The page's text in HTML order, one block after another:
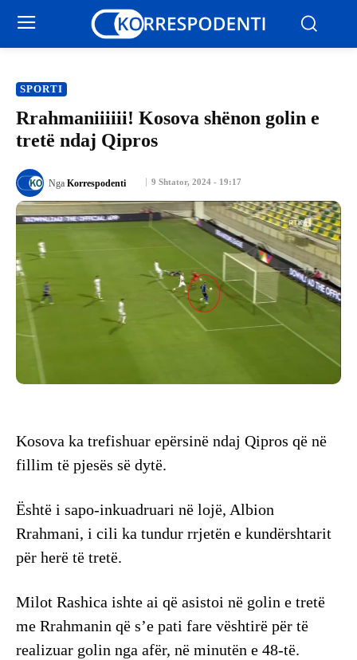
SPORTI
Rrahmaniiiiii! Kosova shënon golin e
tretë ndaj Qipros
9 Shtator, 2024 - 19:17
Nga Korrespodenti
Kosova ka trefishuar epërsinë ndaj Qipros që në
fillim të pjesës së dytë.
Është i sapo-inkuadruari në lojë, Albion
Rrahmani, i cili ka tundur rrjetën e kundërshtarit
për herë të tretë.
Milot Rashica ishte ai që asistoi në golin e tretë
me Rrahmanin që s’e pati fare vështirë për të
realizuar golin nga afër, në minutën e 48-të.